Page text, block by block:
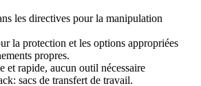
les directives pour la manipulation
la protection et les options appropriées
propres.
et rapide, aucun outil nécessaire
sacs de transfert de travail.